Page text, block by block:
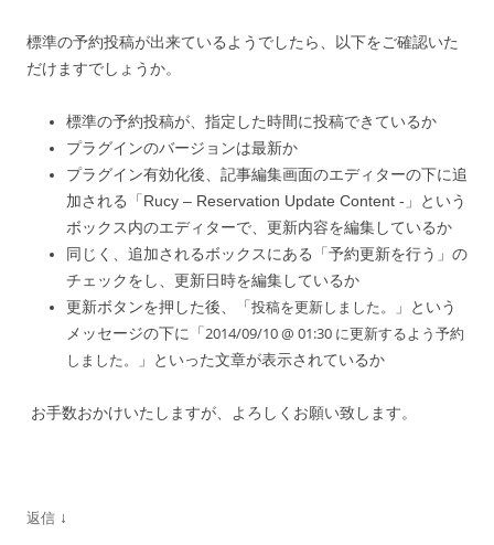
標準の予約投稿が出来ているようでしたら、以下をご確認いた
だけますでしょうか。
標準の予約投稿が、指定した時間に投稿できているか
プラグインのバージョンは最新か
プラグイン有効化後、記事編集画面のエディターの下に追
加される「Rucy – Reservation Update Content -」という
ボックス内のエディターで、更新内容を編集しているか
同じく、追加されるボックスにある「予約更新を行う」の
チェックをし、更新日時を編集しているか
更新ボタンを押した後、「投稿を更新しました。
」という
メッセージの下に「2014/09/10 @ 01:30 に更新するよう予約
しました。
」といった文章が表示されているか
お手数おかけいたしますが、よろしくお願い致します。
返信 ↓